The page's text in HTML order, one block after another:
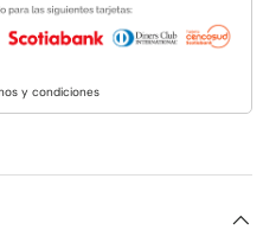
y condiciones